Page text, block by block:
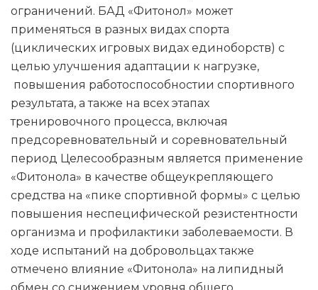
ограничений. БАД «Фитонол» может
применяться в разных видах спорта
(циклических игровых видах единоборств) с
целью улучшения адаптации к нагрузке,
повышения работоспособностии спортивного
результата, а также на всех этапах
тренировочного процесса, включая
предсоревновательный и соревновательный
период Целесообразным является применение
«Фитонола» в качестве общеукрепляющего
средства на «пике спортивной формы» с целью
повышения неспецифической резистентности
организма и профилактики заболеваемости. В
ходе испытаний на добровольцах также
отмечено влияние «Фитонола» на липидный